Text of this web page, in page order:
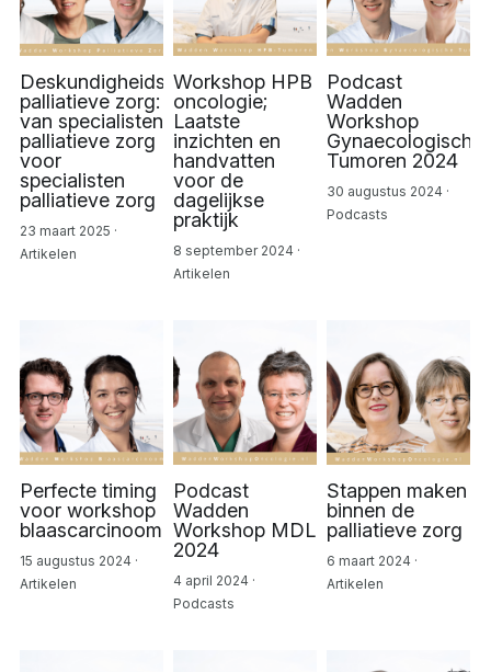
Deskundigheidsbevordering
palliatieve zorg:
van specialisten
palliatieve zorg
voor
specialisten
palliatieve zorg
23 maart 2025 ·
Artikelen
Workshop HPB
oncologie;
Laatste
inzichten en
handvatten
voor de
dagelijkse
praktijk
8 september 2024 ·
Artikelen
Podcast
Wadden
Workshop
Gynaecologische
Tumoren 2024
30 augustus 2024 ·
Podcasts
Perfecte timing
voor workshop
blaascarcinoom
15 augustus 2024 ·
Artikelen
Podcast
Wadden
Workshop MDL
2024
4 april 2024 ·
Podcasts
Stappen maken
binnen de
palliatieve zorg
6 maart 2024 ·
Artikelen